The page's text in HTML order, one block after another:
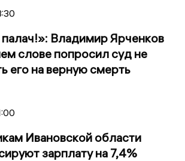
Владимир Ярченков
слове попросил суд не
его на верную смерть
Ивановской области
зарплату на 7,4%